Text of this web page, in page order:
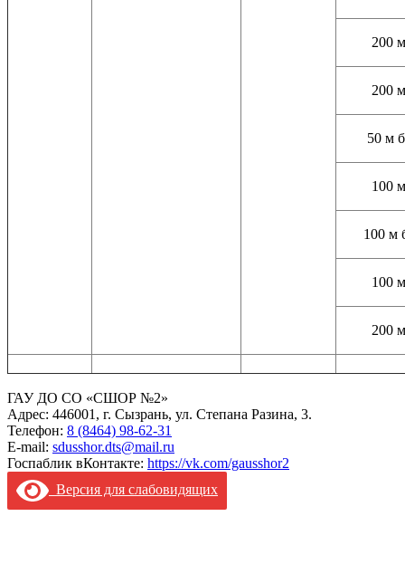
200
200
50 м
100
100 м
100
200
ГАУ ДО СО «СШОР №2»
Адрес: 446001, г. Сызрань, ул. Степана Разина, 3.
Телефон: 8 (8464) 98-62-31
E-mail: sdusshor.dts@mail.ru
Госпаблик вКонтакте: https://vk.com/gausshor2
Версия для слабовидящих